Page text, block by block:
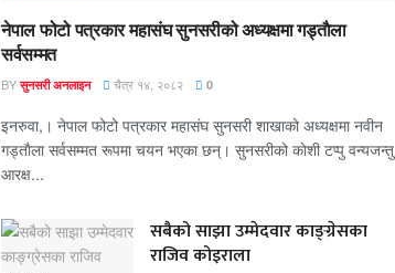
नेपाल फोटो पत्रकार महासंघ सुनसरीको अध्यक्षमा गड्ताैला
सर्वसम्मत
BY सुनसरी अनलाइन चैत्र १४, २०८२ 0
इनरुवा,। नेपाल फोटो पत्रकार महासंघ सुनसरी शाखाको अध्यक्षमा नवीन
गड्ताैला सर्वसम्मत रूपमा चयन भएका छन्। सुनसरीको काेशी टप्पु वन्यजन्तु
आरक्ष...
सबैको साझा उम्मेदवार काङ्ग्रेसका
राजिव कोइराला